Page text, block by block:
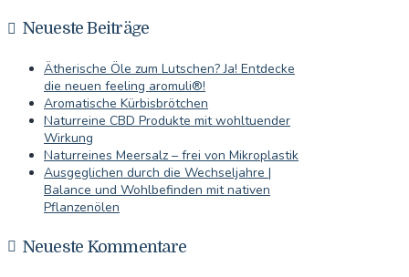
Neueste Beiträge
Ätherische Öle zum Lutschen? Ja! Entdecke
die neuen feeling aromuli®!
Aromatische Kürbisbrötchen
Naturreine CBD Produkte mit wohltuender
Wirkung
Naturreines Meersalz – frei von Mikroplastik
Ausgeglichen durch die Wechseljahre |
Balance und Wohlbefinden mit nativen
Pflanzenölen
Neueste Kommentare